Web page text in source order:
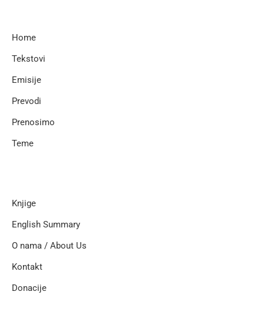
Home
Tekstovi
Emisije
Prevodi
Prenosimo
Teme
Knjige
English Summary
O nama / About Us
Kontakt
Donacije